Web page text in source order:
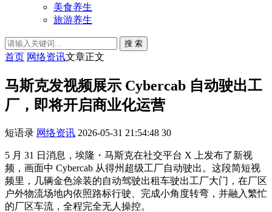
美食养生
旅游养生
搜 索
首页 网络资讯文章正文
马斯克发视频展示 Cybercab 自动驶出工
厂，即将开启商业化运营
短语录 网络资讯 2026-05-31 21:54:48 30
5 月 31 日消息，埃隆・马斯克在社交平台 X 上发布了新视
频，画面中 Cybercab 从得州超级工厂自动驶出。这段简短视
频里，几辆金色涂装的自动驾驶出租车驶出工厂大门，在厂区
户外物流场地内依照路标行驶、完成小角度转弯，并融入繁忙
的厂区车流，全程完全无人操控。